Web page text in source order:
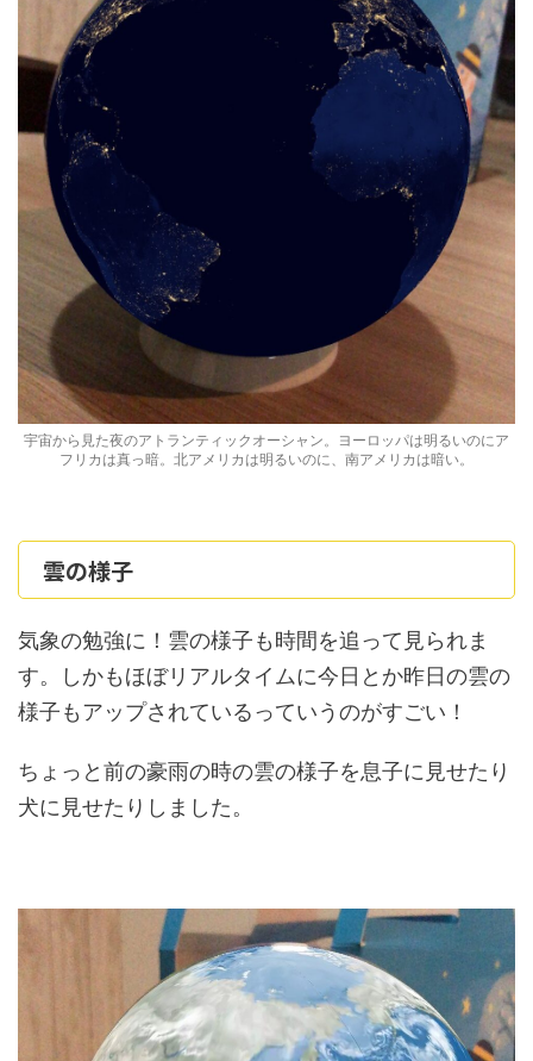
宇宙から見た夜のアトランティックオーシャン。ヨーロッパは明るいのにア
フリカは真っ暗。北アメリカは明るいのに、南アメリカは暗い。
雲の様子
気象の勉強に！雲の様子も時間を追って見られま
す。しかもほぼリアルタイムに今日とか昨日の雲の
様子もアップされているっていうのがすごい！
ちょっと前の豪雨の時の雲の様子を息子に見せたり
犬に見せたりしました。